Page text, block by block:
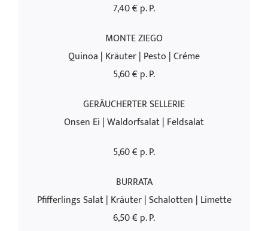
7,40 € p. P.
MONTE ZIEGO
Quinoa | Kräuter | Pesto | Créme
5,60 € p. P.
GERÄUCHERTER SELLERIE
Onsen Ei | Waldorfsalat | Feldsalat
5,60 € p. P.
BURRATA
Pfifferlings Salat | Kräuter | Schalotten | Limette
6,50 € p. P.